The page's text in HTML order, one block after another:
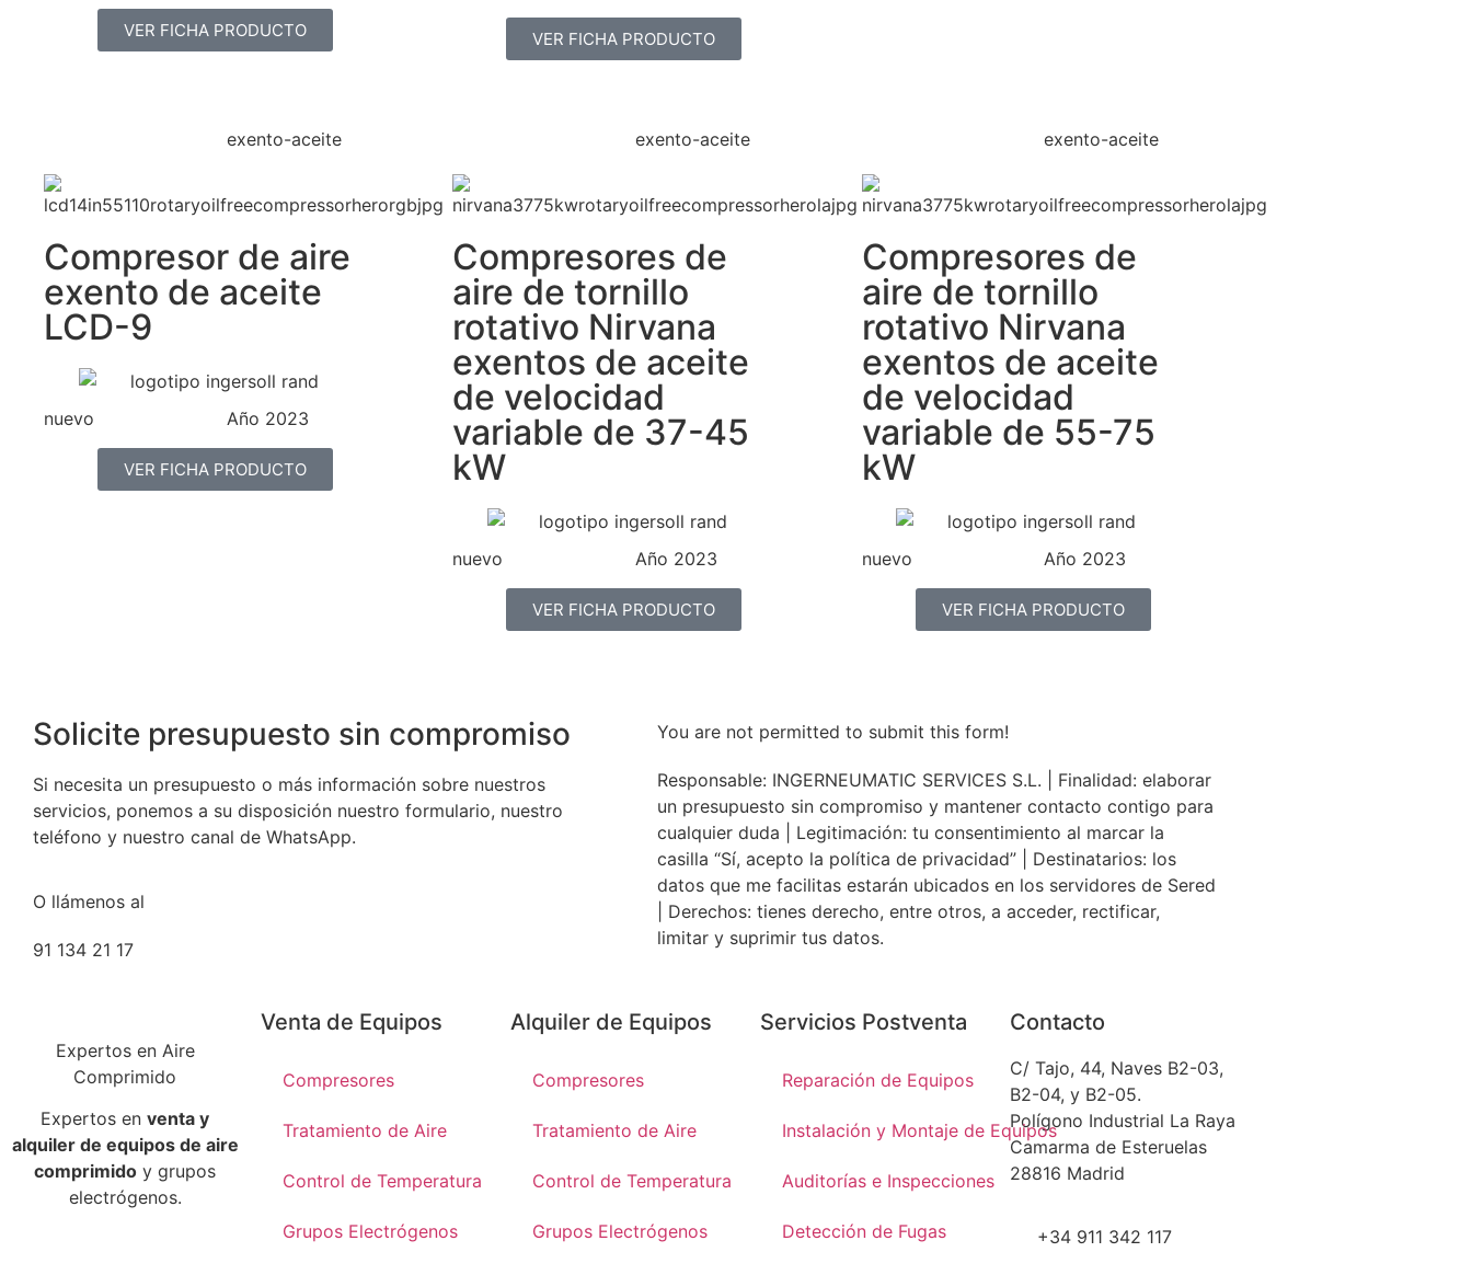
VER FICHA PRODUCTO VER FICHA PRODUCTO
exento-aceite
Compresor de aire
exento de aceite
LCD-9
nuevo Año 2023
VER FICHA PRODUCTO
exento-aceite
Compresores de
aire de tornillo
rotativo Nirvana
exentos de aceite
de velocidad
variable de 37-45
kW
nuevo Año 2023
VER FICHA PRODUCTO
exento-aceite
Compresores de
aire de tornillo
rotativo Nirvana
exentos de aceite
de velocidad
variable de 55-75
kW
nuevo Año 2023
VER FICHA PRODUCTO
Solicite presupuesto sin compromiso
Si necesita un presupuesto o más información sobre nuestros
servicios, ponemos a su disposición nuestro formulario, nuestro
teléfono y nuestro canal de WhatsApp.
O llámenos al
91 134 21 17
You are not permitted to submit this form!
Responsable: INGERNEUMATIC SERVICES S.L. | Finalidad: elaborar
un presupuesto sin compromiso y mantener contacto contigo para
cualquier duda | Legitimación: tu consentimiento al marcar la
casilla “Sí, acepto la política de privacidad” | Destinatarios: los
datos que me facilitas estarán ubicados en los servidores de Sered
| Derechos: tienes derecho, entre otros, a acceder, rectificar,
limitar y suprimir tus datos.
Expertos en Aire
Comprimido
Expertos en venta y
alquiler de equipos de aire
comprimido y grupos
electrógenos.
Venta de Equipos
Compresores
Tratamiento de Aire
Control de Temperatura
Grupos Electrógenos
Alquiler de Equipos
Compresores
Tratamiento de Aire
Control de Temperatura
Grupos Electrógenos
Servicios Postventa
Reparación de Equipos
Instalación y Montaje de Equipos
Auditorías e Inspecciones
Detección de Fugas
Contacto
C/ Tajo, 44, Naves B2-03,
B2-04, y B2-05.
Polígono Industrial La Raya
Camarma de Esteruelas
28816 Madrid
+34 911 342 117